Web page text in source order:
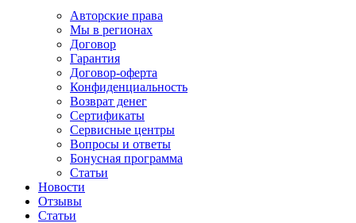
Авторские права
Мы в регионах
Договор
Гарантия
Договор-оферта
Конфиденциальность
Возврат денег
Сертификаты
Сервисные центры
Вопросы и ответы
Бонусная программа
Статьи
Новости
Отзывы
Статьи